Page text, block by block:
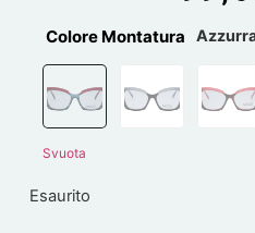
Colore Montatura
Svuota
Esaurito